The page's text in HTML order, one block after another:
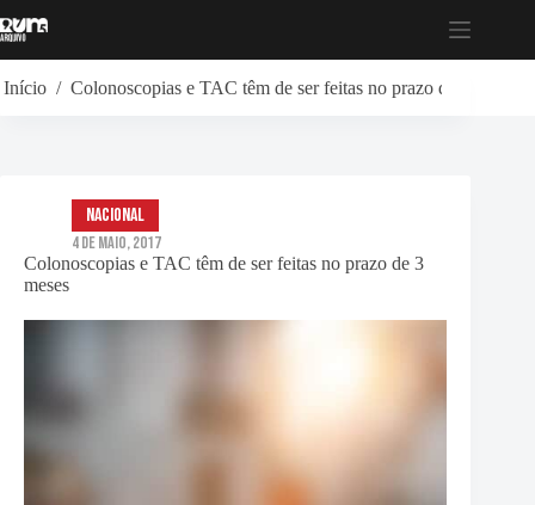
para
Início / Colonoscopias e TAC têm de ser feitas no prazo de 3 meses
Colonoscopias e TAC têm de ser feitas no prazo de 3
meses
Nacional
4 de Maio, 2017